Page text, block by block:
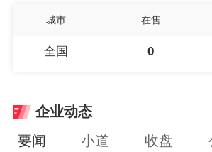
城市 在售
全国 0
企业动态
要闻 小道 收盘